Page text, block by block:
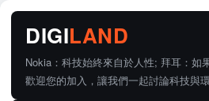
Nokia：科技始終來自於人性; 拜耳：如
歡迎您的加入，讓我們一起討論科技與